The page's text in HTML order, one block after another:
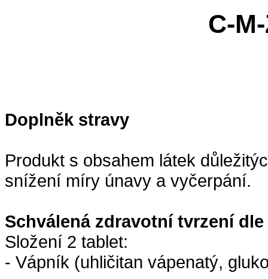
C-
Doplněk stravy
Produkt s obsahem látek
snížení míry únavy a vyčerpání.
Schválená zdravotní tvrzení
Složení 2 tablet:
- Vápník (uhličitan vápenatý,